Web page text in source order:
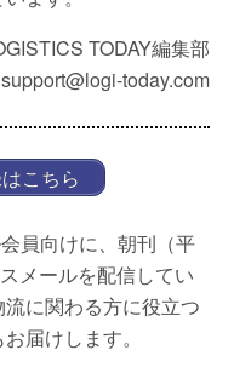
TODAY編集部
today.com
こちら
員向けに、朝刊（平
メールを配信してい
に関わる方に役立つ
届けします。